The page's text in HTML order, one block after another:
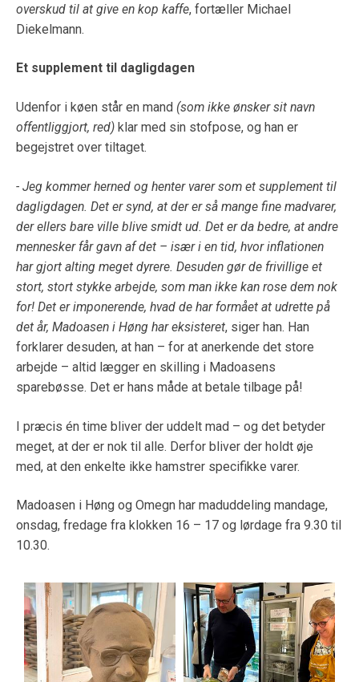
overskud til at give en kop kaffe, fortæller Michael
Diekelmann.
Et supplement til dagligdagen
Udenfor i køen står en mand (som ikke ønsker sit navn
offentliggjort, red) klar med sin stofpose, og han er
begejstret over tiltaget.
- Jeg kommer herned og henter varer som et supplement til
dagligdagen. Det er synd, at der er så mange fine madvarer,
der ellers bare ville blive smidt ud. Det er da bedre, at andre
mennesker får gavn af det – især i en tid, hvor inflationen
har gjort alting meget dyrere. Desuden gør de frivillige et
stort, stort stykke arbejde, som man ikke kan rose dem nok
for! Det er imponerende, hvad de har formået at udrette på
det år, Madoasen i Høng har eksisteret, siger han. Han
forklarer desuden, at han – for at anerkende det store
arbejde – altid lægger en skilling i Madoasens
sparebøsse. Det er hans måde at betale tilbage på!
I præcis én time bliver der uddelt mad – og det betyder
meget, at der er nok til alle. Derfor bliver der holdt øje
med, at den enkelte ikke hamstrer specifikke varer.
Madoasen i Høng og Omegn har maduddeling mandage,
onsdag, fredage fra klokken 16 – 17 og lørdage fra 9.30 til
10.30.